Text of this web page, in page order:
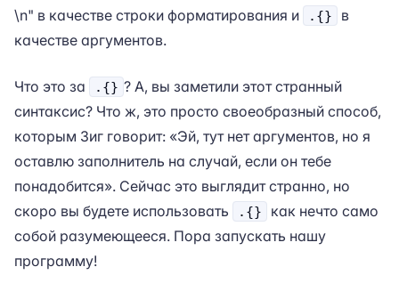
\n" в качестве строки форматирования и
.{}
в
качестве аргументов.
Что это за .{} ? А, вы заметили этот странный
синтаксис? Что ж, это просто своеобразный способ,
которым Зиг говорит: «Эй, тут нет аргументов, но я
оставлю заполнитель на случай, если он тебе
понадобится». Сейчас это выглядит странно, но
скоро вы будете использовать
.{}
как нечто само
собой разумеющееся. Пора запускать нашу
программу!